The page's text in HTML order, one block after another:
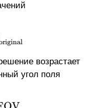
= 4
возрастает
угол поля